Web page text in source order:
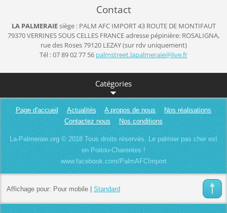
Contact
LA PALMERAIEsiège : PALM AFC IMPORT43 ROUTE DE MONTIFAUT
79370 VERRINES SOUS CELLES FRANCEadresse pépinière: ROSALIGNA,
rue des Roses 79120 LEZAY (sur rdv uniquement)
Tél : 07 89 02 77 56 palmstreet.lapalmeraie@live.fr
Catégories
Page d'accueil Actualités A propos de nous
Nos réalisations
Contactez nous
Nos conditions
La-Palmeraie.org © 2018 Tous droits réservés. Le palmier pas cher est
en Poitou-Charentes !
www.facebook.com/PalmAFCImport
Affichage pour: Pour mobile| Standard